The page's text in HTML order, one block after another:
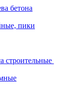
бетона
пики
строительные